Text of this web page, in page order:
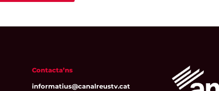
Contacta’ns
informatius@canalreustv.cat